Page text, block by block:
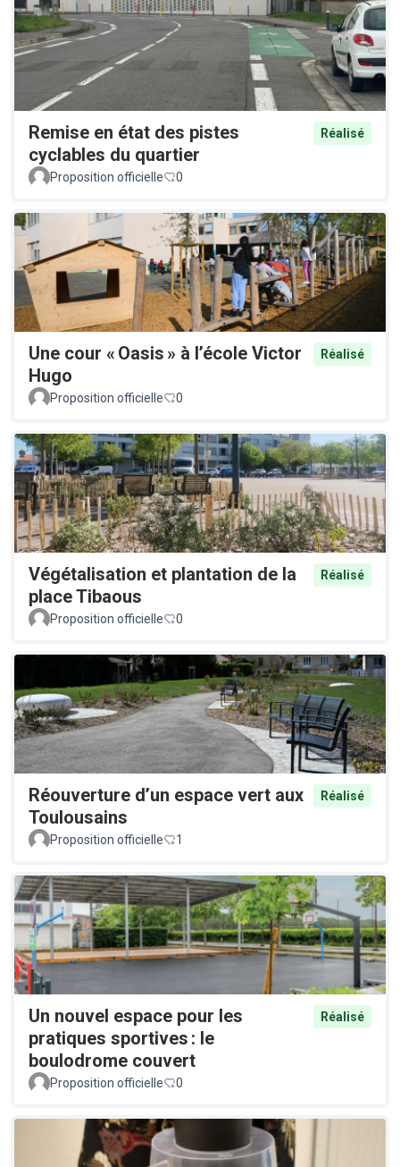
Remise en état des pistes
cyclables du quartier
Réalisé
Proposition officielle 0
Une cour « Oasis » à l’école Victor
Hugo
Réalisé
Proposition officielle 0
Végétalisation et plantation de la
place Tibaous
Réalisé
Proposition officielle 0
Réouverture d’un espace vert aux
Toulousains
Réalisé
Proposition officielle 1
Un nouvel espace pour les
pratiques sportives : le
boulodrome couvert
Réalisé
Proposition officielle 0